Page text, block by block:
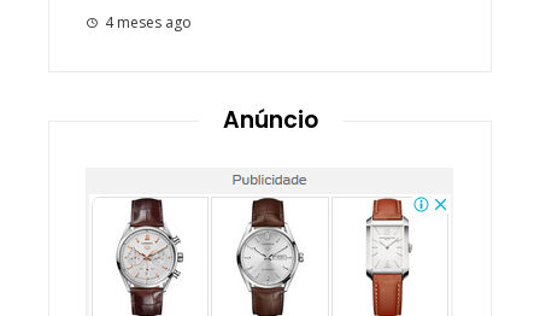
4 meses ago
Anúncio